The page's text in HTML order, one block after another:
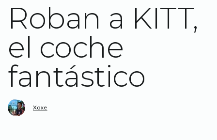
Roban a KITT,
el coche
fantástico
Xoxe